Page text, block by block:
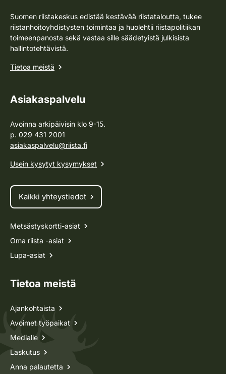
Suomen riistakeskus edistää kestävää riistataloutta, tukee
riistanhoitoyhdistysten toimintaa ja huolehtii riistapolitiikan
toimeenpanosta sekä vastaa sille säädetyistä julkisista
hallintotehtävistä.
Tietoa meistä
Asiakaspalvelu
Avoinna arkipäivisin klo 9-15.
p. 029 431 2001
asiakaspalvelu@riista.fi
Usein kysytyt kysymykset
Kaikki yhteystiedot
Metsästyskortti-asiat
Oma riista -asiat
Lupa-asiat
Tietoa meistä
Ajankohtaista
Avoimet työpaikat
Medialle
Laskutus
Anna palautetta